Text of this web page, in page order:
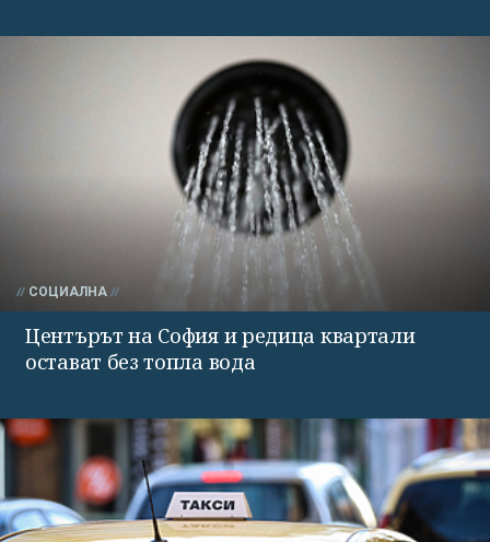
СОЦИАЛНА
Центърът на София и редица квартали
остават без топла вода